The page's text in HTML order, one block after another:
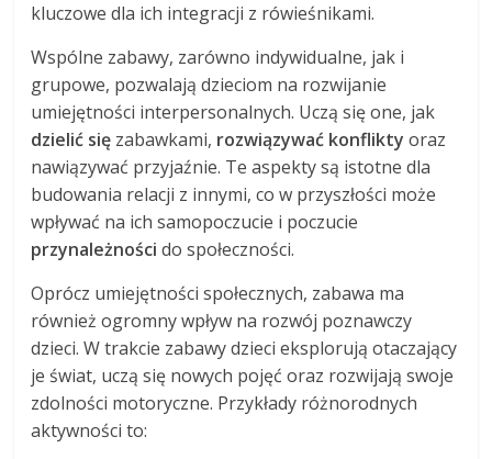
kluczowe dla ich integracji z rówieśnikami.
Wspólne zabawy, zarówno indywidualne, jak i
grupowe, pozwalają dzieciom na rozwijanie
umiejętności interpersonalnych. Uczą się one, jak
dzielić się zabawkami, rozwiązywać konflikty oraz
nawiązywać przyjaźnie. Te aspekty są istotne dla
budowania relacji z innymi, co w przyszłości może
wpływać na ich samopoczucie i poczucie
przynależności do społeczności.
Oprócz umiejętności społecznych, zabawa ma
również ogromny wpływ na rozwój poznawczy
dzieci. W trakcie zabawy dzieci eksplorują otaczający
je świat, uczą się nowych pojęć oraz rozwijają swoje
zdolności motoryczne. Przykłady różnorodnych
aktywności to: